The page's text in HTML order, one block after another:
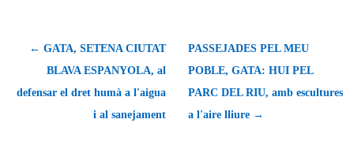
← GATA, SETENA CIUTAT
BLAVA ESPANYOLA, al
defensar el dret humà a l'aigua
i al sanejament
PASSEJADES PEL MEU
POBLE, GATA: HUI PEL
PARC DEL RIU, amb escultures
a l'aire lliure →